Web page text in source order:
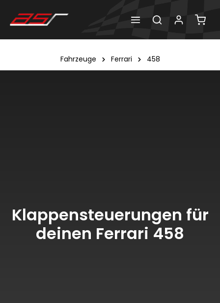
Fahrzeuge Ferrari 458
Klappensteuerungen für
deinen Ferrari 458